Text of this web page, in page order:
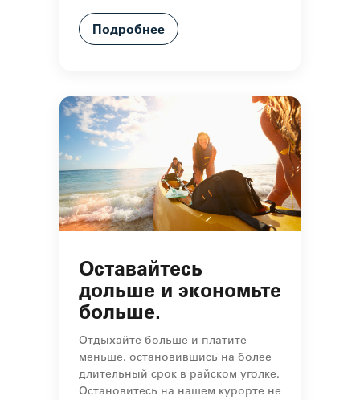
Подробнее
Оставайтесь
дольше и экономьте
больше.
Отдыхайте больше и платите
меньше, остановившись на более
длительный срок в райском уголке.
Остановитесь на нашем курорте не